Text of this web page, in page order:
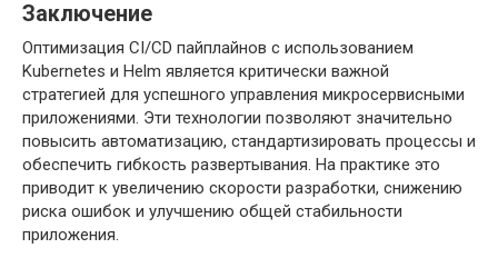
Заключение
Оптимизация CI/CD пайплайнов с использованием
Kubernetes и Helm является критически важной
стратегией для успешного управления микросервисными
приложениями. Эти технологии позволяют значительно
повысить автоматизацию, стандартизировать процессы и
обеспечить гибкость развертывания. На практике это
приводит к увеличению скорости разработки, снижению
риска ошибок и улучшению общей стабильности
приложения.